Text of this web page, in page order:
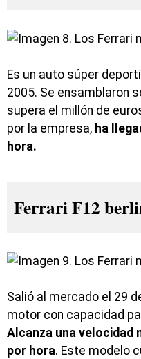
Es un auto súper
2005. Se ensamblaron
supera el millón de
por la empresa, ha
hora.
Ferrari F12
Salió al mercado el 29
motor con capacidad
Alcanza una velocidad
por hora. Este modelo